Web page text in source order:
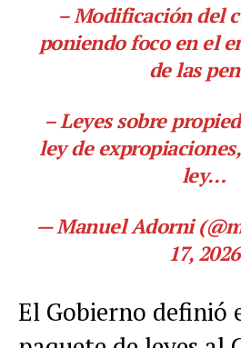
– Modificación del
poniendo foco en el
de las
– Leyes sobre
ley de
ley…
— Manuel Adorni
17, 2026
El Gobierno definió